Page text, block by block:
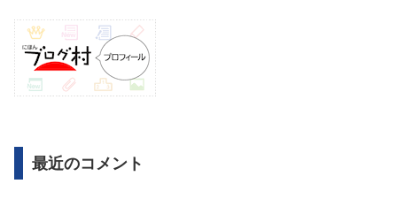
最近のコメント